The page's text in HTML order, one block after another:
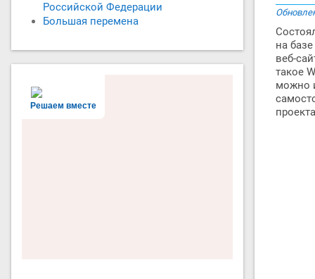
Российской Федерации
Большая перемена
Решаем вместе
на
веб-
такое
можно